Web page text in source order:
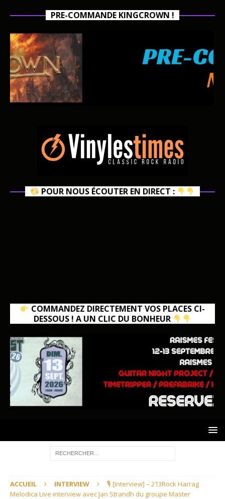
PRE-COMMANDE KINGCROWN !
POUR NOUS ÉCOUTER EN DIRECT :
COMMANDEZ DIRECTEMENT VOS PLACES CI-
DESSOUS ! A UN CLIC DU BONHEUR
ACCUEIL INTERVIEW
🎙 [Interview] – 213Rock Harrag
Melodica Live interview avec Jan Strandh du groupe Master